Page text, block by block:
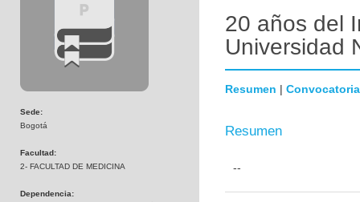
Sede:
Bogotá
Facultad:
2- FACULTAD DE MEDICINA
Dependencia:
20 años del
Universidad
Resumen | Convocatoria
Resumen
--